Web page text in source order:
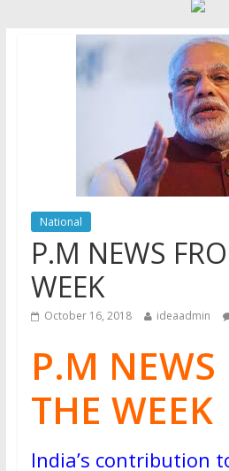
National
P.M NEWS
WEEK
October 16, 2018 ideaadmin
P.M NEWS
THE WEEK
India’s contribution